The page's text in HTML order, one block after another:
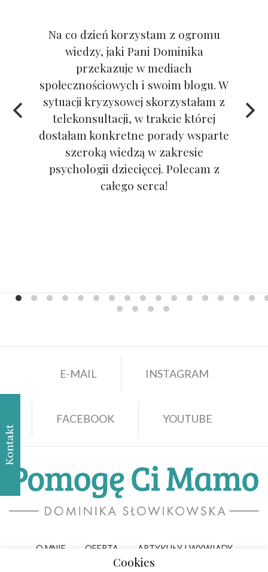
Na co dzień korzystam z ogromu
wiedzy, jaki Pani Dominika
przekazuje w mediach
społecznościowych i swoim blogu. W
sytuacji kryzysowej skorzystałam z
telekonsultacji, w trakcie której
dostałam konkretne porady wsparte
szeroką wiedzą w zakresie
psychologii dziecięcej. Polecam z
całego serca!
E-MAIL INSTAGRAM
FACEBOOK YOUTUBE
O MNIE OFERTA ARTYKUŁY I WYWIADY
Cookies
Kontakt